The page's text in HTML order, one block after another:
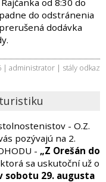
od 8:30 do
do odstránenia
dodávka
| administrator | stály odkaz
- O.Z.
pozývajú na 2.
- „Z Orešán do
sa uskutoční už o
sobotu 29. augusta